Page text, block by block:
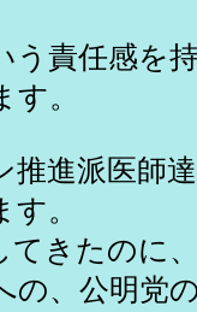
責任感を
。
進派医師
。
きたのに
の、公明党